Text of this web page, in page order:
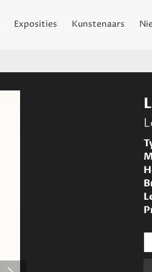
Exposities Kunstenaars